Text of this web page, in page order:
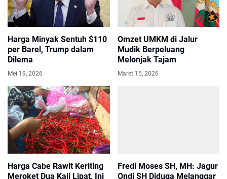
Harga Minyak Sentuh $110
per Barel, Trump dalam
Dilema
Mei 19, 2026
Omzet UMKM di Jalur
Mudik Berpeluang
Melonjak Tajam
Maret 15, 2026
Harga Cabe Rawit Keriting
Meroket Dua Kali Lipat, Ini
Fredi Moses SH, MH: Jagur
Ondi SH Diduga Melanggar